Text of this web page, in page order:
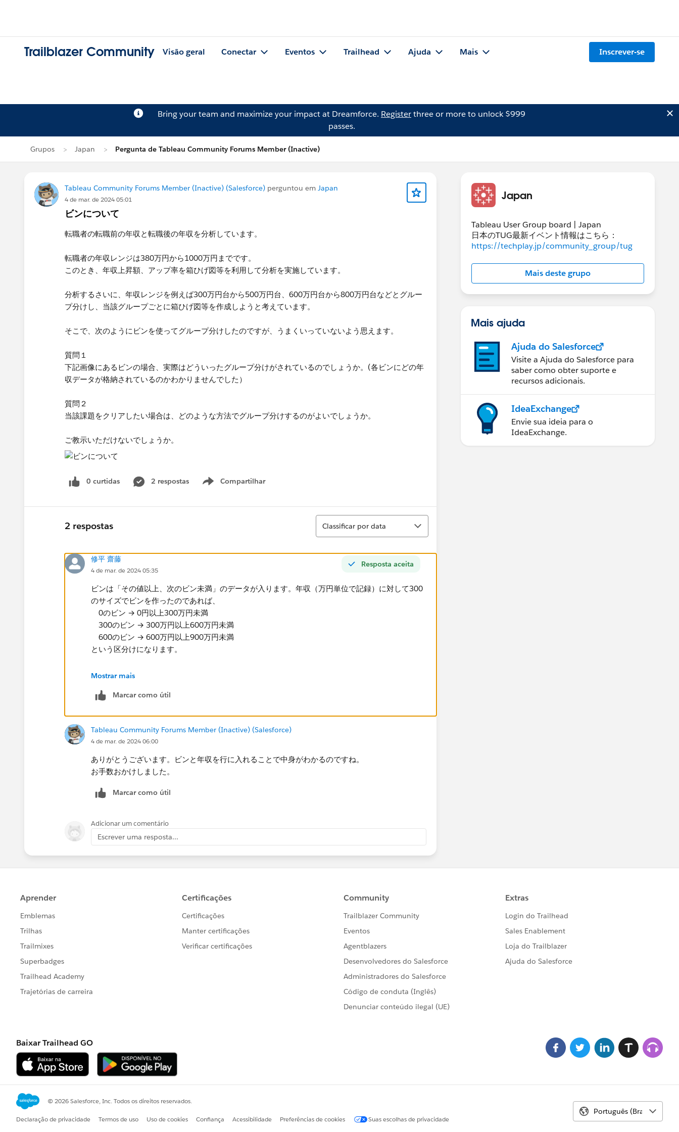
Trailblazer Community Visão geral Conectar Eventos Trailhead Ajuda Mais Inscrever-se
Bring your team and maximize your impact at Dreamforce. Registerthree or more to unlock $999
passes.
Grupos Japan Pergunta de Tableau Community Forums Member (Inactive)
Tableau Community Forums Member (Inactive) (Salesforce) perguntou em Japan
4 de mar. de 2024 05:01
ビンについて
転職者の転職前の年収と転職後の年収を分析しています。
転職者の年収レンジは380万円から1000万円までです。
このとき、年収上昇額、アップ率を箱ひげ図等を利用して分析を実施しています。
分析するさいに、年収レンジを例えば300万円台から500万円台、600万円台から800万円台などとグルー
プ分けし、当該グループごとに箱ひげ図等を作成しようと考えています。
そこで、次のようにビンを使ってグループ分けしたのですが、うまくいっていないよう思えます。
質問１
下記画像にあるビンの場合、実際はどういったグループ分けがされているのでしょうか。(各ビンにどの年
収データが格納されているのかわかりませんでした）
質問２
当該課題をクリアしたい場合は、どのような方法でグループ分けするのがよいでしょうか。
ご教示いただけないでしょうか。
0 curtidas 2 respostas Compartilhar
Show menu
2 respostas
Classificar
Classificar por data
Resposta aceita
修平 齋藤
4 de mar. de 2024 05:35
ビンは「その値以上、次のビン未満」​のデータが入ります。年収（万円単位で記録）に対して300
のサイズでビンを作ったのであれば、
0のビン → 0円以上300万円未満
​ 300のビン → 300万円以上600万円未満
600のビン → 600万円以上900万円未満
という​区分けになります。
「うまくいっていないよう思えます」というのがどういった理由によるものなのか分かりません
いるのかを確認することができます。
Mostrar mais
Marcar como útil
Tableau Community Forums Member (Inactive) (Salesforce)
4 de mar. de 2024 06:00
ありがとうございます。ビンと年収を行に入れることで中身がわかるのですね。
お手数おかけしました。
Marcar como útil
Adicionar um comentário
Escrever uma resposta...
Japan
Tableau User Group board | Japan
日本のTUG最新イベント情報はこちら：
https://techplay.jp/community_group/tug
Mais deste grupo
Mais ajuda
Ajuda do Salesforce
Visite a Ajuda do Salesforce para
saber como obter suporte e
recursos adicionais.
IdeaExchange
Envie sua ideia para o
IdeaExchange.